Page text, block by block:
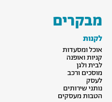
מבקרים
לקנות
אוכל ומסעדות
קניות ואופנה
לבית ולגן
מוסכים ורכב
לעסק
נותני שירותים
הטבות מעסקים